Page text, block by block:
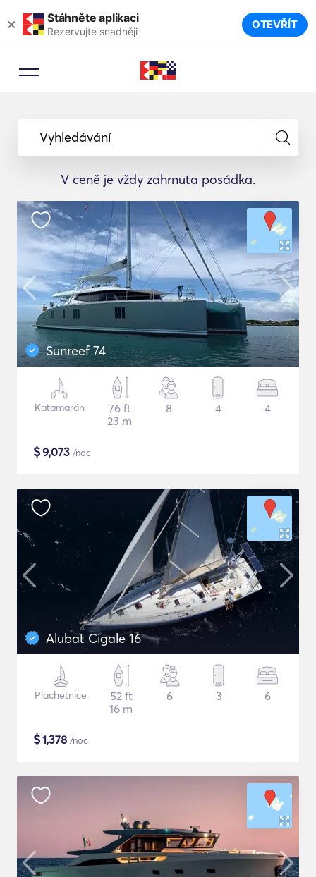
× Stáhněte aplikaci
Rezervujte snadněji OTEVŘÍT
Vyhledávání
V ceně je vždy zahrnuta posádka.
Sunreef 74
Katamarán
76 ft
23 m
8 4 4
$9,073 /noc
Alubat Cigale 16
Plachetnice
52 ft
16 m
6 3 6
$1,378 /noc